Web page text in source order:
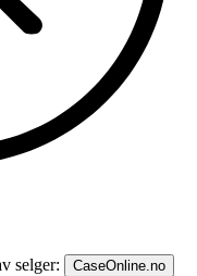
selger: CaseOnline.no